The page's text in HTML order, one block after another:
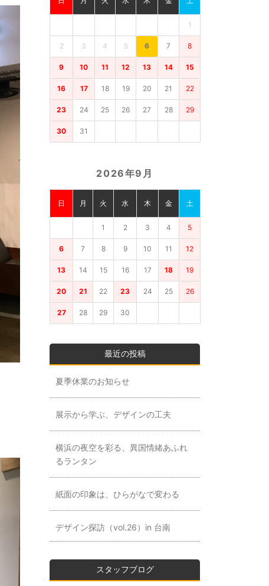
1
2 3 4 5 6 7 8
9 10 11 12 13 14 15
16 17 18 19 20 21 22
23 24 25 26 27 28 29
30 31
2026年9月
日 月 火 水 木 金 土
1 2 3 4 5
6 7 8 9 10 11 12
13 14 15 16 17 18 19
20 21 22 23 24 25 26
27 28 29 30
最近の投稿
夏季休業のお知らせ
展示から学ぶ、デザインの工夫
横浜の夜空を彩る、異国情緒あふれ
るランタン
紙面の印象は、ひらがなで変わる
デザイン探訪（vol.26）in 台南
スタッフブログ